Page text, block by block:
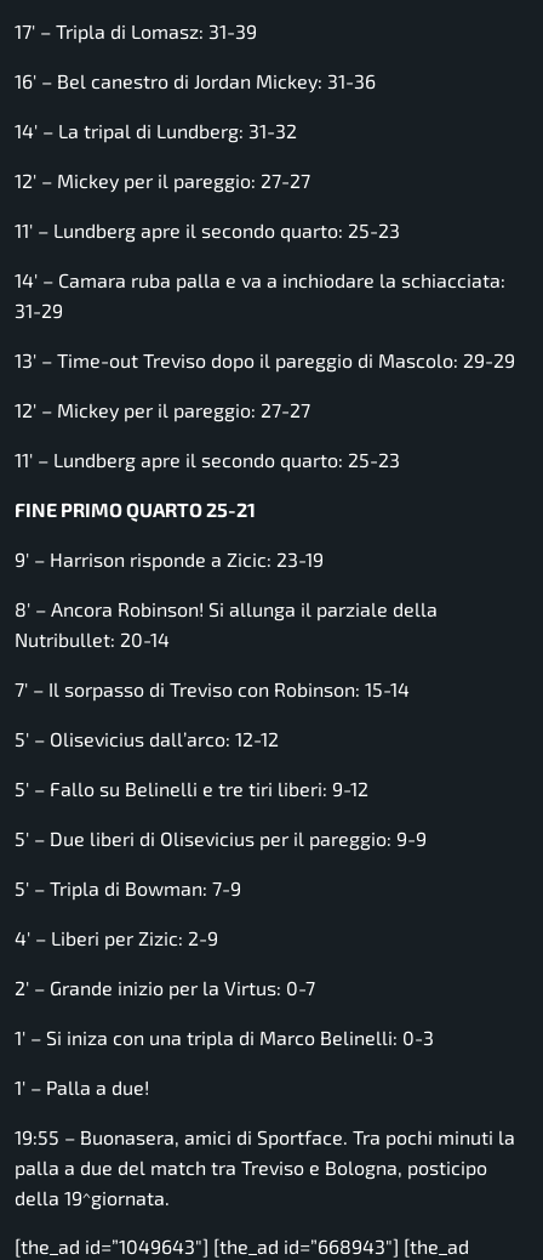
17′ – Tripla di Lomasz: 31-39
16′ – Bel canestro di Jordan Mickey: 31-36
14′ – La tripal di Lundberg: 31-32
12′ – Mickey per il pareggio: 27-27
11′ – Lundberg apre il secondo quarto: 25-23
14′ – Camara ruba palla e va a inchiodare la schiacciata:
31-29
13′ – Time-out Treviso dopo il pareggio di Mascolo: 29-29
12′ – Mickey per il pareggio: 27-27
11′ – Lundberg apre il secondo quarto: 25-23
FINE PRIMO QUARTO 25-21
9′ – Harrison risponde a Zicic: 23-19
8′ – Ancora Robinson! Si allunga il parziale della
Nutribullet: 20-14
7′ – Il sorpasso di Treviso con Robinson: 15-14
5′ – Olisevicius dall’arco: 12-12
5′ – Fallo su Belinelli e tre tiri liberi: 9-12
5′ – Due liberi di Olisevicius per il pareggio: 9-9
5′ – Tripla di Bowman: 7-9
4′ – Liberi per Zizic: 2-9
2′ – Grande inizio per la Virtus: 0-7
1′ – Si iniza con una tripla di Marco Belinelli: 0-3
1′ – Palla a due!
19:55 – Buonasera, amici di Sportface. Tra pochi minuti la
palla a due del match tra Treviso e Bologna, posticipo
della 19^giornata.
[the_ad id=”1049643″] [the_ad id=”668943″] [the_ad